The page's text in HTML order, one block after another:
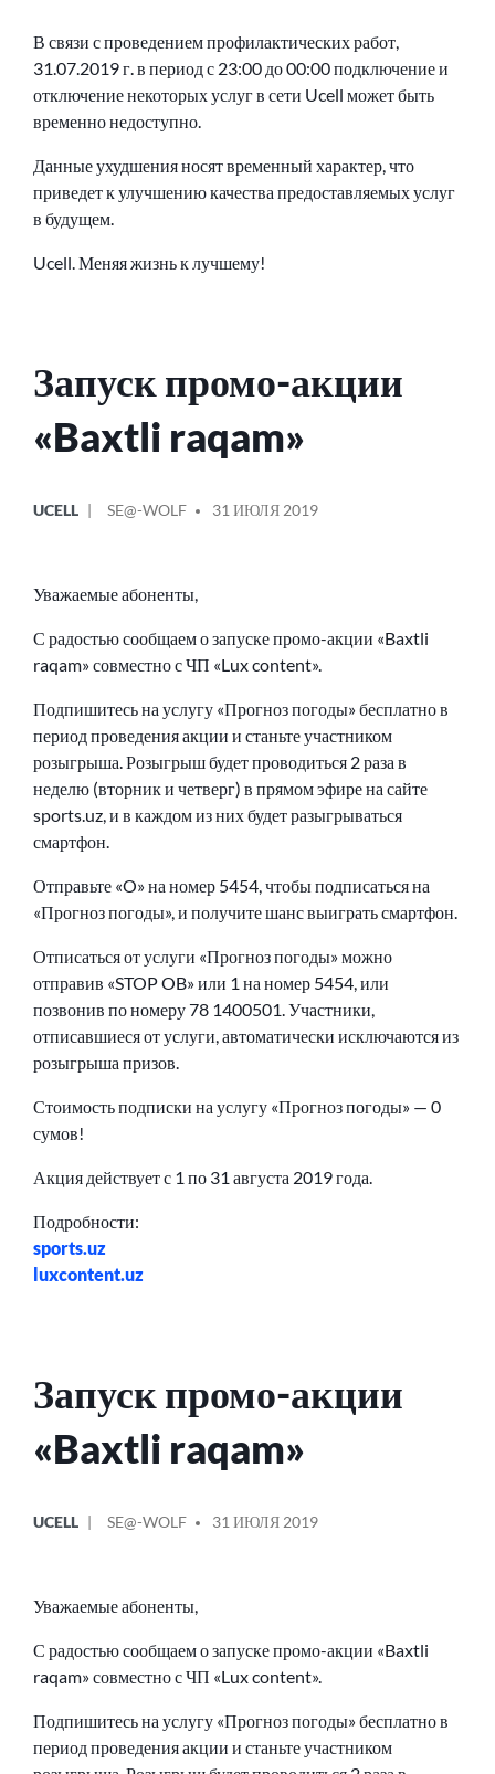
В связи с проведением профилактических работ,
31.07.2019 г. в период с 23:00 до 00:00 подключение и
отключение некоторых услуг в сети Ucell может быть
временно недоступно.
Данные ухудшения носят временный характер, что
приведет к улучшению качества предоставляемых услуг
в будущем.
Ucell. Меняя жизнь к лучшему!
Запуск промо-акции
«Baxtli raqam»
В
UCELL
ОТ
SE@-WOLF 31 ИЮЛЯ 2019
Уважаемые абоненты,
С радостью сообщаем о запуске промо-акции «Baxtli
raqam» совместно с ЧП «Lux content».
Подпишитесь на услугу «Прогноз погоды» бесплатно в
период проведения акции и станьте участником
розыгрыша. Розыгрыш будет проводиться 2 раза в
неделю (вторник и четверг) в прямом эфире на сайте
sports.uz, и в каждом из них будет разыгрываться
смартфон.
Отправьте «O» на номер 5454, чтобы подписаться на
«Прогноз погоды», и получите шанс выиграть смартфон.
Отписаться от услуги «Прогноз погоды» можно
отправив «STOP OB» или 1 на номер 5454, или
позвонив по номеру 78 1400501. Участники,
отписавшиеся от услуги, автоматически исключаются из
розыгрыша призов.
Стоимость подписки на услугу «Прогноз погоды» — 0
сумов!
Акция действует с 1 по 31 августа 2019 года.
Подробности:
sports.uz
luxcontent.uz
Запуск промо-акции
«Baxtli raqam»
В
UCELL
ОТ
SE@-WOLF 31 ИЮЛЯ 2019
Уважаемые абоненты,
С радостью сообщаем о запуске промо-акции «Baxtli
raqam» совместно с ЧП «Lux content».
Подпишитесь на услугу «Прогноз погоды» бесплатно в
период проведения акции и станьте участником